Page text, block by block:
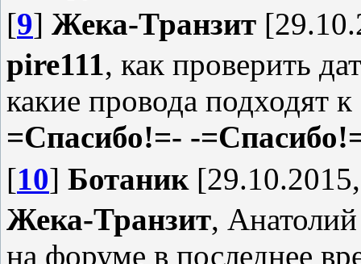
[9] Жека-Транзит
pire111, как проверить
какие провода подходят
=Спасибо!=- -
[10] Ботаник
Жека-Транзит, Анатолий
на форуме в последнее